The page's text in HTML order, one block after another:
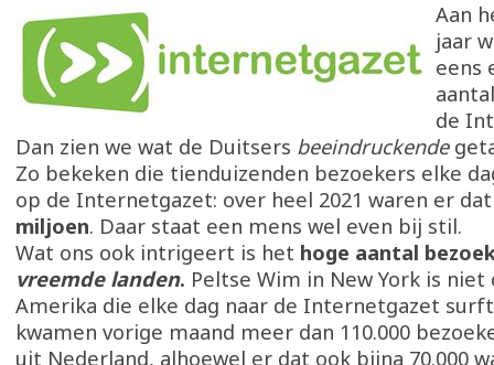
Aan
jaar
eens
de
Dan zien we wat de Duitsers beeindruckende
Zo bekeken die tienduizenden bezoekers elke
op de Internetgazet: over heel 2021 waren er dat
miljoen. Daar staat een mens wel even bij stil.
Wat ons ook intrigeert is het hoge aantal
vreemde landen. Peltse Wim in New York is
Amerika die elke dag naar de Internetgazet
kwamen vorige maand meer dan 110.000
uit Nederland, alhoewel er dat ook bijna 70.000